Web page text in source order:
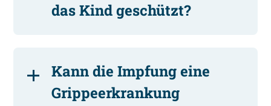
das Kind geschützt?
Kann die Impfung eine
Grippeerkrankung